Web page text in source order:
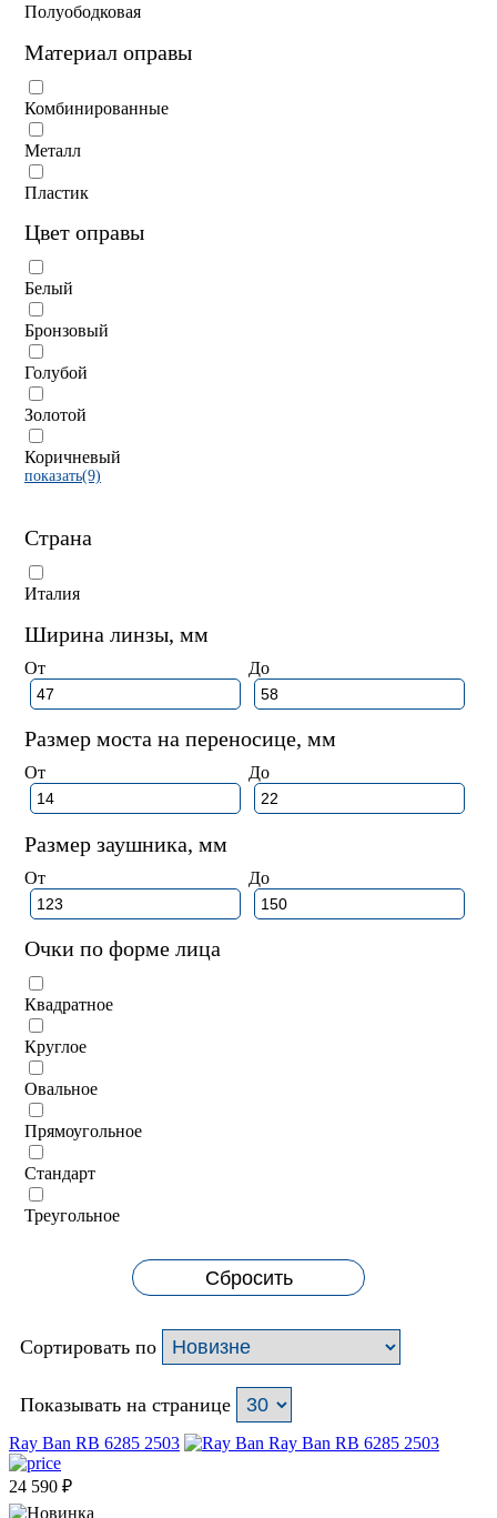
Полуободковая
Материал оправы
Комбинированные
Металл
Пластик
Цвет оправы
Белый
Бронзовый
Голубой
Золотой
Коричневый
показать(9)
Страна
Италия
Ширина линзы, мм
От До
Размер моста на переносице, мм
От До
Размер заушника, мм
От До
Очки по форме лица
Квадратное
Круглое
Овальное
Прямоугольное
Стандарт
Треугольное
Сбросить
Сортировать по
Показывать на странице
Ray Ban RB 6285 2503
24 590 ₽